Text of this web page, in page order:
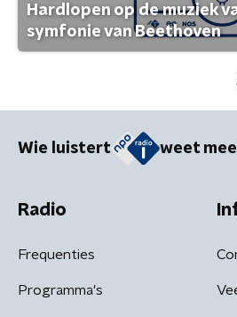
Hardlopen op de muziek
symfonie van Beethoven
Wie luistert weet
Radio
Frequenties
Programma's